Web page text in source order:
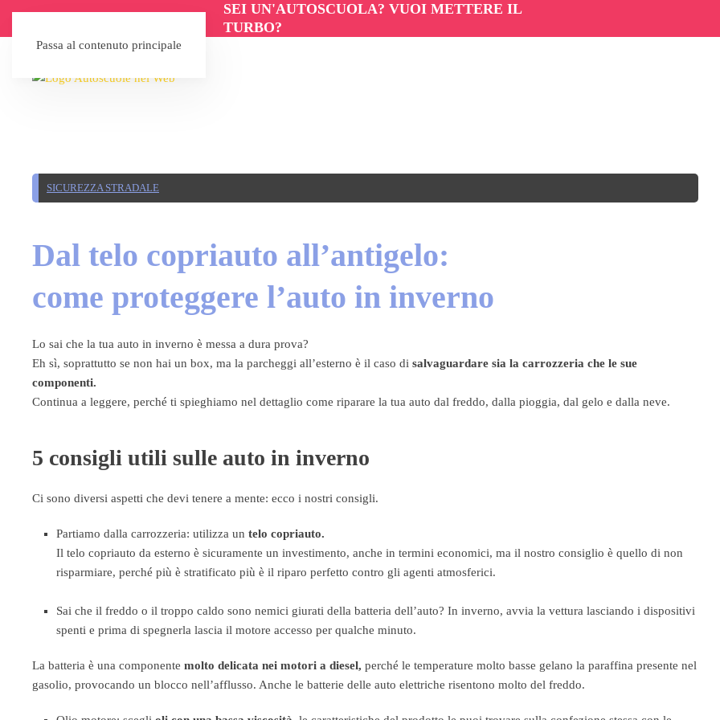
Passa al contenuto principale
SEI UN'AUTOSCUOLA? VUOI METTERE IL
TURBO?
SICUREZZA STRADALE
Dal telo copriauto all’antigelo:
come proteggere l’auto in inverno
Lo sai che la tua auto in inverno è messa a dura prova?
Eh sì, soprattutto se non hai un box, ma la parcheggi all’esterno è il caso di salvaguardare sia la carrozzeria che le sue
componenti.
Continua a leggere, perché ti spieghiamo nel dettaglio come riparare la tua auto dal freddo, dalla pioggia, dal gelo e dalla neve.
5 consigli utili sulle auto in inverno
Ci sono diversi aspetti che devi tenere a mente: ecco i nostri consigli.
Partiamo dalla carrozzeria: utilizza un telo copriauto.
Il telo copriauto da esterno è sicuramente un investimento, anche in termini economici, ma il nostro consiglio è quello di non
risparmiare, perché più è stratificato più è il riparo perfetto contro gli agenti atmosferici.
Sai che il freddo o il troppo caldo sono nemici giurati della batteria dell’auto? In inverno, avvia la vettura lasciando i dispositivi
spenti e prima di spegnerla lascia il motore accesso per qualche minuto.
La batteria è una componente molto delicata nei motori a diesel, perché le temperature molto basse gelano la paraffina presente nel
gasolio, provocando un blocco nell’afflusso. Anche le batterie delle auto elettriche risentono molto del freddo.